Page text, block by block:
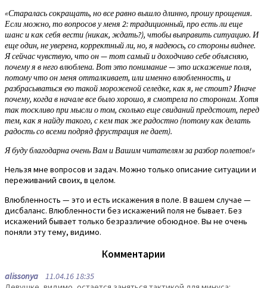
«Старалась сокращать, но все равно вышло длинно, прошу прощения.
Если можно, то вопросов у меня 2: традиционный, про есть ли еще
шанс и как себя вести (никак, ждать?), чтобы выправить ситуацию. И
еще один, не уверена, корректный ли, но, я надеюсь, со стороны виднее.
Я сейчас чувствую, что он — тот самый и доходчиво себе объясняю,
почему я в него влюблена. Вот это понимание — это искажение поля,
потому что он меня отталкивает, или именно влюбленность, и
разбрасываться ею такой мороженой селедке, как я, не стоит? Иначе
почему, когда в начале все было хорошо, я смотрела по сторонам. Хотя
так тоскливо при мысли о том, сколько еще свиданий предстоит, перед
тем, как я найду такого, с кем так же радостно (потому как делать
радость со всеми подряд фрустрация не дает).
Я буду благодарна очень Вам и Вашим читателям за разбор полетов!»
Нельзя мне вопросов и задач. Можно только описание ситуации и
переживаний своих, в целом.
Влюбленность — это и есть искажения в поле. В вашем случае —
дисбаланс. Влюбленности без искажений поля не бывает. Без
искажений бывает только безразличие обоюдное. Вы не очень
поняли эту тему, видимо.
Комментарии
alissonya 11.04.16 18:35